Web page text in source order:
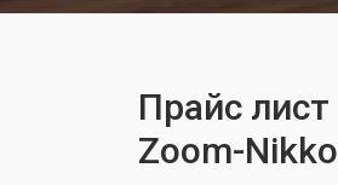
Прайс
Zoom-